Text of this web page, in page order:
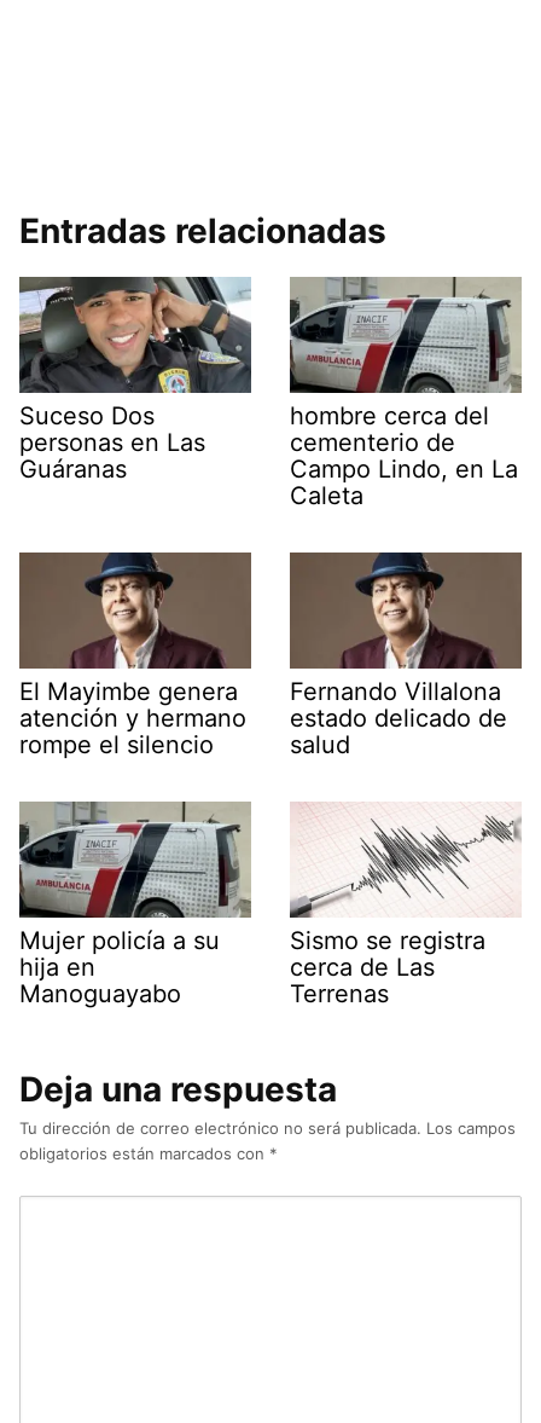
Entradas relacionadas
Suceso Dos
personas en Las
Guáranas
hombre cerca del
cementerio de
Campo Lindo, en La
Caleta
El Mayimbe genera
atención y hermano
rompe el silencio
Fernando Villalona
estado delicado de
salud
Mujer policía a su
hija en
Manoguayabo
Sismo se registra
cerca de Las
Terrenas
Deja una respuesta
Tu dirección de correo electrónico no será publicada. Los campos
obligatorios están marcados con *